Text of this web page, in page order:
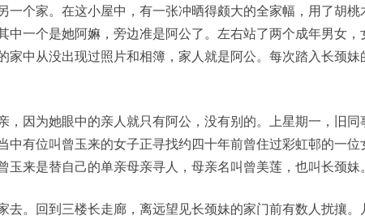
个家。在这小屋中，有一张冲晒得颇大的全家幅，用了胡桃
一个是她阿嫲，旁边准是阿公了。左右站了两个成年男女，
中从没出现过照片和相簿，家人就是阿公。每次踏入长颈妹
因为她眼中的亲人就只有阿公，没有别的。上星期一，旧同
有位叫曾玉来的女子正寻找约四十年前曾住过彩虹邨的一位
来是替自己的单亲母亲寻人，母亲名叫曾美莲，也叫长颈妹。
。回到三楼长走廊，离远望见长颈妹的家门前有数人扰攘。